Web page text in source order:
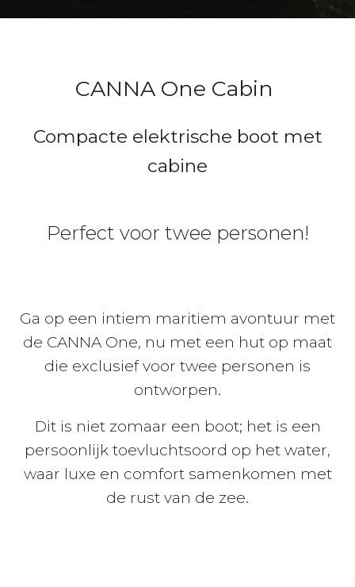
CANNA One Cabin
Compacte elektrische boot met
cabine
Perfect voor twee personen!
Ga op een intiem maritiem avontuur met
de CANNA One, nu met een hut op maat
die exclusief voor twee personen is
ontworpen.
Dit is niet zomaar een boot; het is een
persoonlijk toevluchtsoord op het water,
waar luxe en comfort samenkomen met
de rust van de zee.